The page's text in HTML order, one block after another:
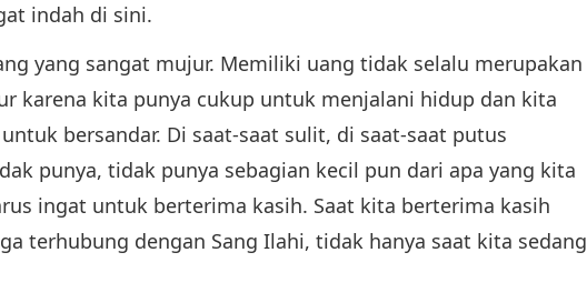
indah di sini.
yang sangat mujur. Memiliki uang tidak selalu merupakan
karena kita punya cukup untuk menjalani hidup dan kita
bersandar. Di saat-saat sulit, di saat-saat putus
punya, tidak punya sebagian kecil pun dari apa yang kita
ingat untuk berterima kasih. Saat kita berterima kasih
terhubung dengan Sang Ilahi, tidak hanya saat kita sedang